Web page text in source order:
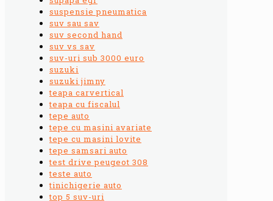
suspensie pneumatica
suv sau sav
suv second hand
suv vs sav
suv-uri sub 3000 euro
suzuki
suzuki jimny
teapa carvertical
teapa cu fiscalul
tepe auto
tepe cu masini avariate
tepe cu masini lovite
tepe samsari auto
test drive peugeot 308
teste auto
tinichigerie auto
top 5 suv-uri